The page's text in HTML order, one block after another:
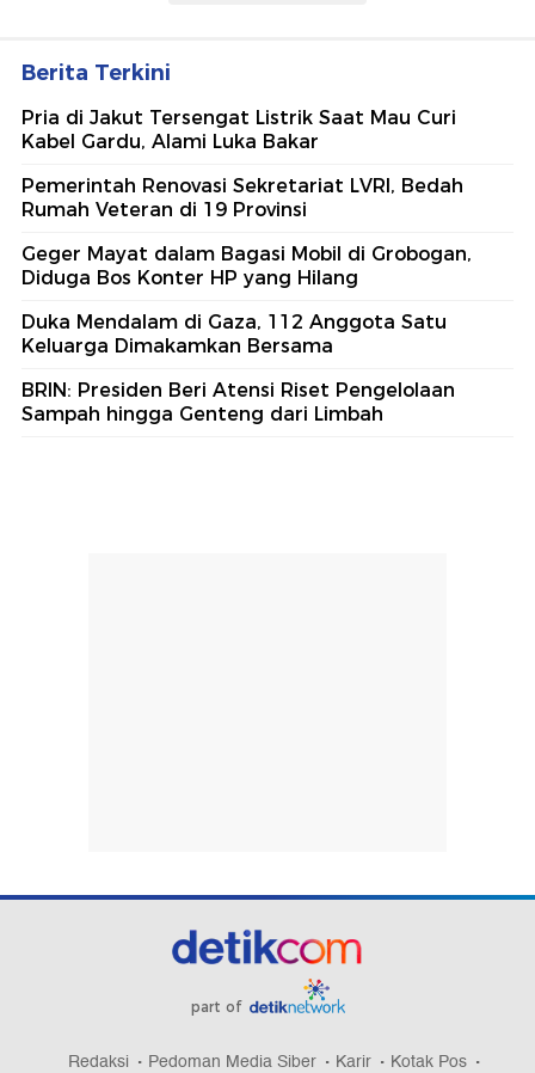
Berita Terkini
Pria di Jakut Tersengat Listrik Saat Mau Curi
Kabel Gardu, Alami Luka Bakar
Pemerintah Renovasi Sekretariat LVRI, Bedah
Rumah Veteran di 19 Provinsi
Geger Mayat dalam Bagasi Mobil di Grobogan,
Diduga Bos Konter HP yang Hilang
Duka Mendalam di Gaza, 112 Anggota Satu
Keluarga Dimakamkan Bersama
BRIN: Presiden Beri Atensi Riset Pengelolaan
Sampah hingga Genteng dari Limbah
part of
Redaksi Pedoman Media Siber Karir Kotak Pos